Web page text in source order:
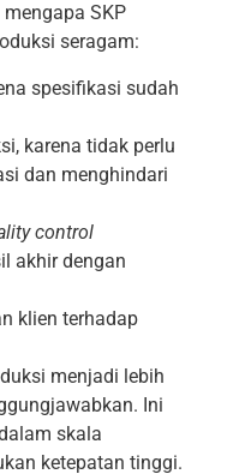
SKP
seragam:
spesifikasi sudah
karena tidak perlu
dan menghindari
control
akhir dengan
klien terhadap
menjadi lebih
Ini
skala
ketepatan tinggi.